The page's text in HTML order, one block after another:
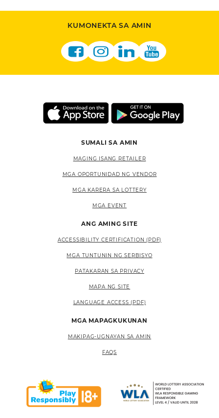
KUMONEKTA SA AMIN
SUMALI SA AMIN
MAGING ISANG RETAILER
MGA OPORTUNIDAD NG VENDOR
MGA KARERA SA LOTTERY
MGA EVENT
ANG AMING SITE
ACCESSIBILITY CERTIFICATION (PDF)
MGA TUNTUNIN NG SERBISYO
PATAKARAN SA PRIVACY
MAPA NG SITE
LANGUAGE ACCESS (PDF)
MGA MAPAGKUKUNAN
MAKIPAG-UGNAYAN SA AMIN
FAQS